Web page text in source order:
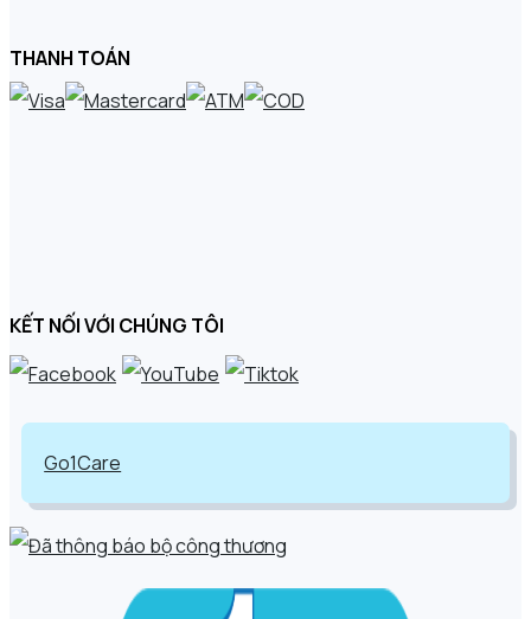
THANH TOÁN
KẾT NỐI VỚI CHÚNG TÔI
Go1Care